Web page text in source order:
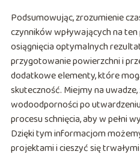
Podsumowując, zrozumienie
czynników wpływających na
osiągnięcia optymalnych
przygotowanie powierzchni i
dodatkowe elementy, które
skuteczność. Miejmy na
wodoodporności po
procesu schnięcia, aby w pełni
Dzięki tym informacjom
projektami i cieszyć się